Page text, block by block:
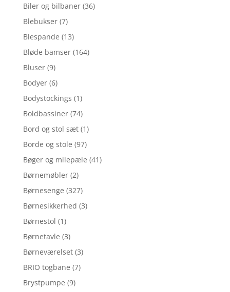
Biler og bilbaner (36)
Blebukser (7)
Blespande (13)
Bløde bamser (164)
Bluser (9)
Bodyer (6)
Bodystockings (1)
Boldbassiner (74)
Bord og stol sæt (1)
Borde og stole (97)
Bøger og milepæle (41)
Børnemøbler (2)
Børnesenge (327)
Børnesikkerhed (3)
Børnestol (1)
Børnetavle (3)
Børneværelset (3)
BRIO togbane (7)
Brystpumpe (9)